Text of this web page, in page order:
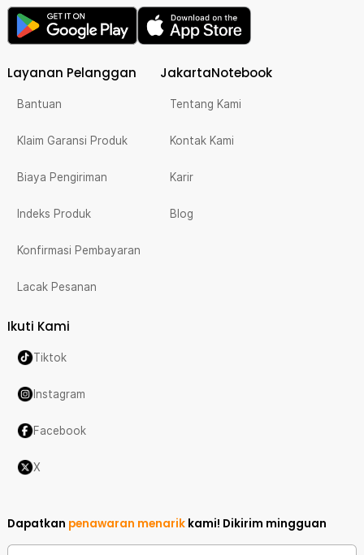
Layanan Pelanggan
Bantuan
Klaim Garansi Produk
Biaya Pengiriman
Indeks Produk
Konfirmasi Pembayaran
Lacak Pesanan
JakartaNotebook
Tentang Kami
Kontak Kami
Karir
Blog
Ikuti Kami
Tiktok
Instagram
Facebook
X
Dapatkan penawaran menarik kami! Dikirim mingguan